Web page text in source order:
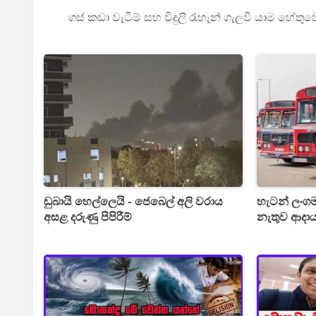
ගස් කඩා වැටීම් සහ විදුලි රැහැන් ගැලවී යාම
ඩුබායි හෙල්ලෙයි - ජෙබෙල් අලි වරාය
අසළ දරුණු පිපිරීම්
හැටන්
නැතුව